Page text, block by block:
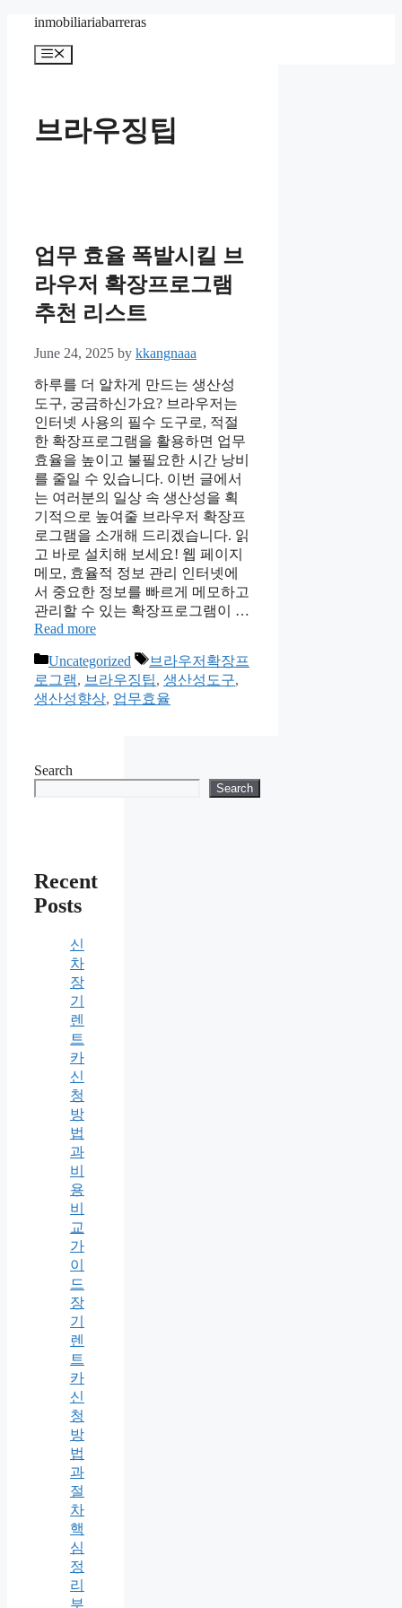
content
inmobiliariabarreras
Menu
브라우징팁
업무 효율 폭발시킬 브
라우저 확장프로그램
추천 리스트
June 24, 2025 by kkangnaaa
하루를 더 알차게 만드는 생산성
도구, 궁금하신가요? 브라우저는
인터넷 사용의 필수 도구로, 적절
한 확장프로그램을 활용하면 업무
효율을 높이고 불필요한 시간 낭비
를 줄일 수 있습니다. 이번 글에서
는 여러분의 일상 속 생산성을 획
기적으로 높여줄 브라우저 확장프
로그램을 소개해 드리겠습니다. 읽
고 바로 설치해 보세요! 웹 페이지
메모, 효율적 정보 관리 인터넷에
서 중요한 정보를 빠르게 메모하고
관리할 수 있는 확장프로그램이 …
Read more
Categories
Uncategorized Tags
브라우저확장프
로그램, 브라우징팁, 생산성도구,
생산성향상, 업무효율
Search
Search
Recent
Posts
신
차
장
기
렌
트
카
신
청
방
법
과
비
용
비
교
가
이
드
장
기
렌
트
카
신
청
방
법
과
절
차
핵
심
정
리
부